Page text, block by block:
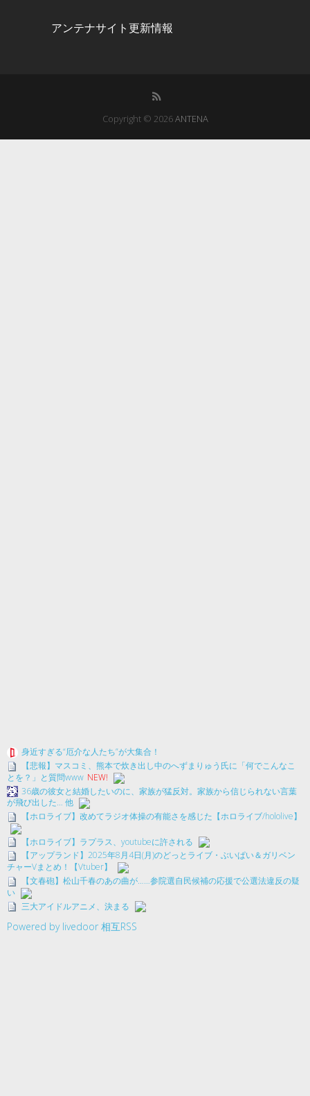
アンテナサイト更新情報
Copyright © 2026ANTENA
身近すぎる“厄介な人たち”が大集合！
【悲報】マスコミ、熊本で炊き出し中のへずまりゅう氏に「何でこんなこ
とを？」と質問www NEW!
36歳の彼女と結婚したいのに、家族が猛反対。家族から信じられない言葉
が飛び出した… 他
【ホロライブ】改めてラジオ体操の有能さを感じた【ホロライブ/hololive】
【ホロライブ】ラプラス、youtubeに許される
【アップランド】2025年8月4日(月)のどっとライブ・ぶいぱい＆ガリベン
チャーVまとめ！【Vtuber】
【文春砲】松山千春のあの曲が……参院選自民候補の応援で公選法違反の疑
い
三大アイドルアニメ、決まる
Powered by livedoor 相互RSS